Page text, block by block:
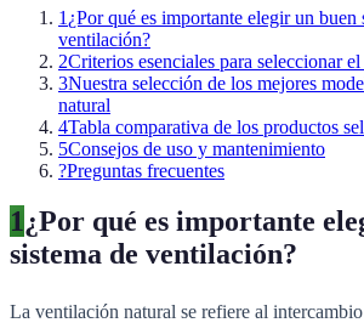
1 ¿Por qué es importante elegir un buen
ventilación?
2Criterios esenciales para seleccionar
3Nuestra selección de los mejores
natural
4Tabla comparativa de los productos
5Consejos de uso y mantenimiento
?Preguntas frecuentes
1¿Por qué es importante
sistema de ventilación?
La ventilación natural se refiere al